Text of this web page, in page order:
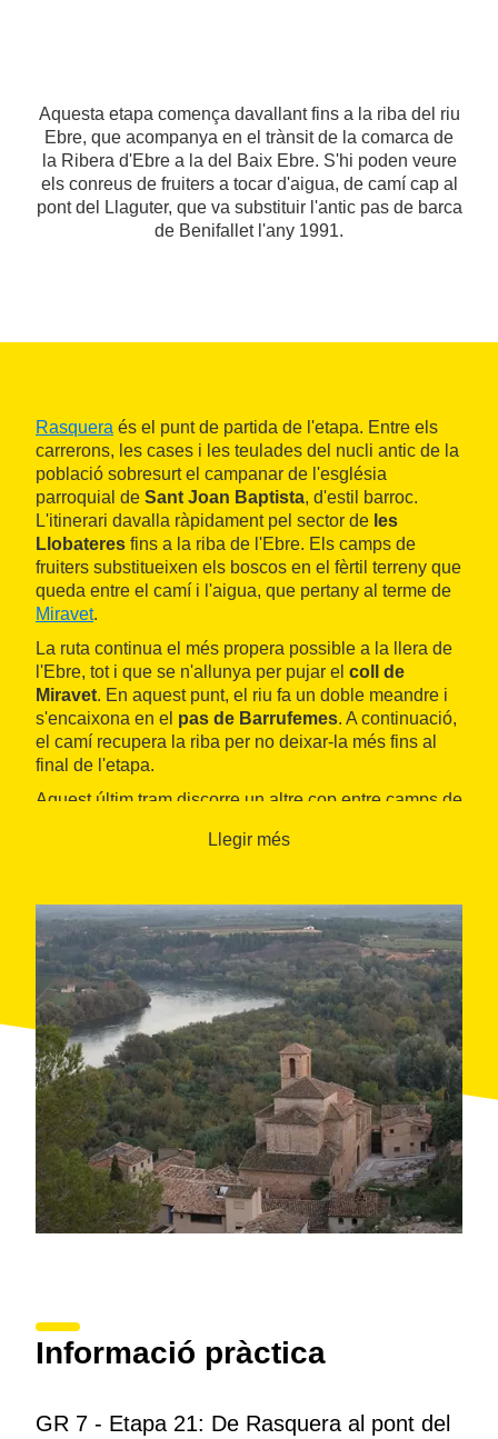
Aquesta etapa comença davallant fins a la riba del riu
Ebre, que acompanya en el trànsit de la comarca de
la Ribera d'Ebre a la del Baix Ebre. S'hi poden veure
els conreus de fruiters a tocar d'aigua, de camí cap al
pont del Llaguter, que va substituir l'antic pas de barca
de Benifallet l'any 1991.
Rasquera és el punt de partida de l'etapa. Entre els
carrerons, les cases i les teulades del nucli antic de la
població sobresurt el campanar de l'església
parroquial de Sant Joan Baptista, d'estil barroc.
L'itinerari davalla ràpidament pel sector de les
Llobateres fins a la riba de l'Ebre. Els camps de
fruiters substitueixen els boscos en el fèrtil terreny que
queda entre el camí i l'aigua, que pertany al terme de
Miravet.
La ruta continua el més propera possible a la llera de
l'Ebre, tot i que se n'allunya per pujar el coll de
Miravet. En aquest punt, el riu fa un doble meandre i
s'encaixona en el pas de Barrufemes. A continuació,
el camí recupera la riba per no deixar-la més fins al
final de l'etapa.
Aquest últim tram discorre un altre cop entre camps de
de connectar amb la C-12 i pujar al
substituir el tradicional pas de barca.
Llegir més
Informació pràctica
GR 7 - Etapa 21: De Rasquera al pont del